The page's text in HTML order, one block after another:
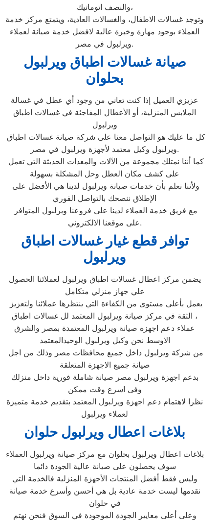
والنصف اتوماتيك،
وتوجد غسالات الاطفال، والغسالات العادية، ويتمتع مركز خدمة
العملاء بوجود مهارة وخبرة عالية لافضل خدمة صيانة لعملاء
ويرلبول في مصر.
صيانة غسالات اطباق ويرلبول
بحلوان
عزيزي العميل إذا كنت تعاني من وجود أي عطل في غسالة
الملابس المنزلية، أو الأعطال المفاجئة في غسالات اطباق
ويرلبول
ويرلبول وكيل معتمد لأجهزة ويرلبول في مصر.
على كشف مكان العطل وحل المشكلة بسهولة
الإطلاق ننصحك بالتواصل الفوري
على موقعنا الالكتروني.
توافر قطع غيار غسالات اطباق
ويرلبول
يضمن مركز اعطال غسالات اطباق ويرلبول لعملائنا الحصول
علي جهاز منزلي متكامل
الثقة في مركز صيانة ويرلبول المعتمد لل غسالات اطباق ،
عملاء دعم اجهزة صيانة ويرلبول المعتمدة بمصر والشرق
الاوسط نحن وكيل ويرلبول الوحيدالمعتمد
صيانة جميع الاجهزة المتعلقة
بدعم اجهزة ويرلبول مصر صيانة شاملة فورية داخل منزلك
وفى اسرع وقت ممكن
نظرا لاهتمام دعم اجهزة ويرلبول المعتمد بتقديم خدمة متميزة
لعملاء ويرلبول
بلاغات اعطال ويرلبول حلوان
بلاغات اعطال ويرلبول بحلوان مع مركز صيانة ويرلبول العملاء
سوف يحصلون على صيانة عالية الجودة دائما
وليس فقط أفضل المنتجات الأجهزة المنزلية فالخدمة التي
نقدمها ليست خدمة عادية بل هي أحسن وأسرع خدمة صيانة
في حلوان
وعلى أعلى معايير الجودة الموجودة في السوق فنحن نهتم